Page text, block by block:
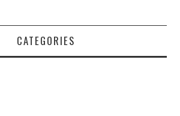
CATEGORIES